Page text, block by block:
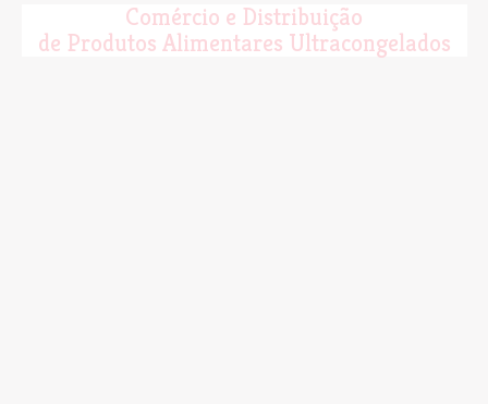
Comércio e Distribuição
de Produtos Alimentares Ultracongelados